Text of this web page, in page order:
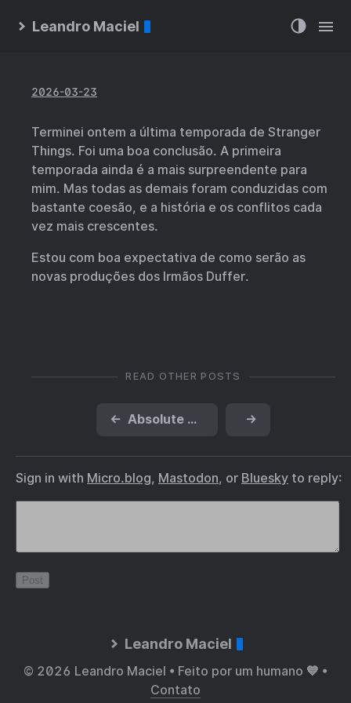
Leandro Maciel
2026-03-23
Terminei ontem a última temporada de Stranger
Things. Foi uma boa conclusão. A primeira
temporada ainda é a mais surpreendente para
mim. Mas todas as demais foram conduzidas com
bastante coesão, e a história e os conflitos cada
vez mais crescentes.
Estou com boa expectativa de como serão as
novas produções dos Irmãos Duffer.
READ OTHER POSTS
← Absolute Superman Vol. 1 →
Sign in with Micro.blog, Mastodon, or Bluesky to reply:
Leandro Maciel
© 2026 Leandro Maciel • Feito por um humano 💙 •
Contato